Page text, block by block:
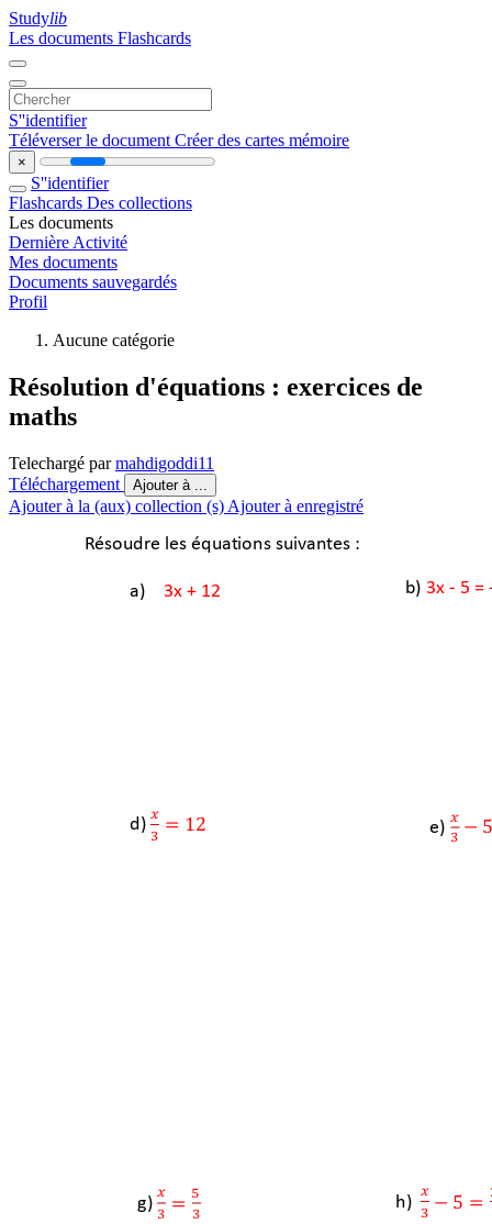
Studylib
Les documents Flashcards
S''identifier
Téléverser le document Créer des cartes mémoire
×
S''identifier
Flashcards Des collections
Les documents
Dernière Activité
Mes documents
Documents sauvegardés
Profil
Aucune catégorie
Résolution d'équations : exercices de
maths
Telechargé parmahdigoddi11
Téléchargement
Ajouter à ...
Ajouter à la (aux) collection (s) Ajouter à enregistré
a) 3x + 12 b) 3x - 5 =
Résoud re les équations suivantes :
d)
'
"
= 12 e)
'
"
−
g)
!
"
#
$
h)
!
"
% & #